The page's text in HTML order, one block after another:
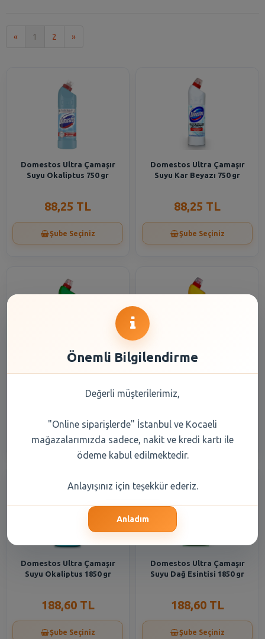
« 1 2 »Son
Domestos Ultra Çamaşır
Suyu Okaliptus 750 gr
88,25 TL
Şube Seçiniz
Domestos Ultra Çamaşır
Suyu Kar Beyazı 750 gr
88,25 TL
Şube Seçiniz
Domestos Çamaşır Suyu Dağ
Esintisi 750 gr
Domestos Ultra Çamaşır
Suyu Limon Ferahlığı 750 ml
Domestos Ultra Çamaşır
Suyu Okaliptus 1850 gr
188,60 TL
Şube Seçiniz
Domestos Ultra Çamaşır
Suyu Dağ Esintisi 1850 gr
188,60 TL
Şube Seçiniz
Önemli Bilgilendirme
Değerli müşterilerimiz,
"Online siparişlerde" İstanbul ve Kocaeli
mağazalarımızda sadece, nakit ve kredi kartı ile
ödeme kabul edilmektedir.
Anlayışınız için teşekkür ederiz.
Anladım